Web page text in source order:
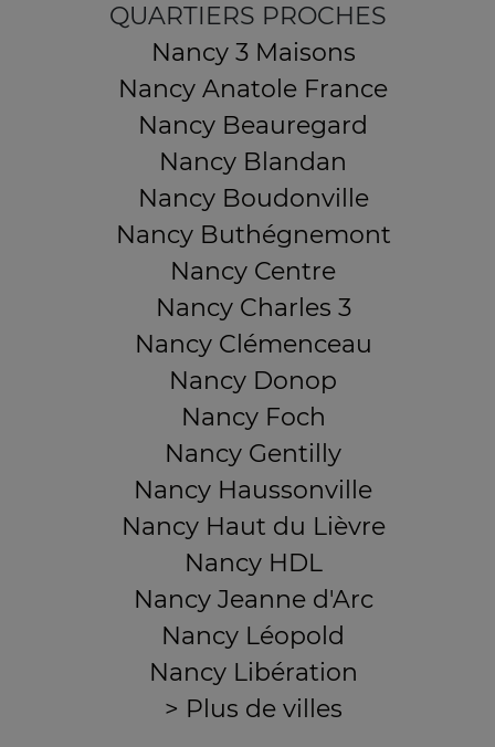
QUARTIERS PROCHES
Nancy 3 Maisons
Nancy Anatole France
Nancy Beauregard
Nancy Blandan
Nancy Boudonville
Nancy Buthégnemont
Nancy Centre
Nancy Charles 3
Nancy Clémenceau
Nancy Donop
Nancy Foch
Nancy Gentilly
Nancy Haussonville
Nancy Haut du Lièvre
Nancy HDL
Nancy Jeanne d'Arc
Nancy Léopold
Nancy Libération
> Plus de villes